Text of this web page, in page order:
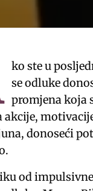
ko ste u
se odluke
promjena koja
akcije,
donoseći
od